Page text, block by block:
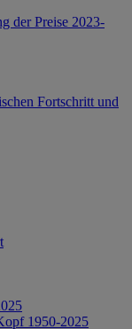
der Preise 2023-
Fortschritt und
1950-2025